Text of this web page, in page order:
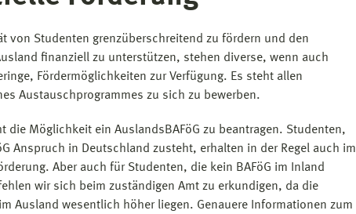
von Studenten grenzüberschreitend zu fördern und den
finanziell zu unterstützen, stehen diverse, wenn auch
Fördermöglichkeiten zur Verfügung. Es steht allen
Austauschprogrammes zu sich zu bewerben.
die Möglichkeit ein AuslandsBAFöG zu beantragen. Studenten,
Anspruch in Deutschland zusteht, erhalten in der Regel auch im
Aber auch für Studenten, die kein BAFöG im Inland
wir sich beim zuständigen Amt zu erkundigen, da die
Ausland wesentlich höher liegen. Genauere Informationen zum